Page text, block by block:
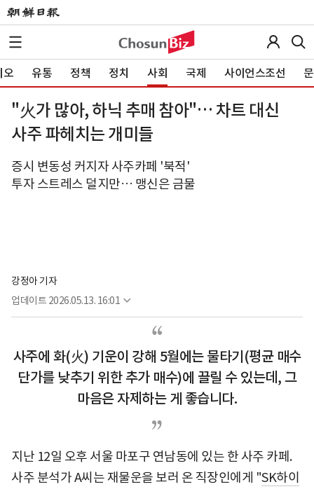
오 유통 정책 정치 사회 국제 사이언스조선
"火가 많아, 하닉 추매 참아"… 차트 대신
사주 파헤치는 개미들
증시 변동성 커지자 사주카페 '북적'
투자 스트레스 덜지만… 맹신은 금물
강정아 기자
업데이트 2026.05.13. 16:01
사주에 화(火) 기운이 강해 5월에는 물타기(평균 매수
단가를 낮추기 위한 추가 매수)에 끌릴 수 있는데, 그
마음은 자제하는 게 좋습니다.
지난 12일 오후 서울 마포구 연남동에 있는 한 사주 카페.
사주 분석가 A씨는 재물운을 보러 온 직장인에게 "SK하이